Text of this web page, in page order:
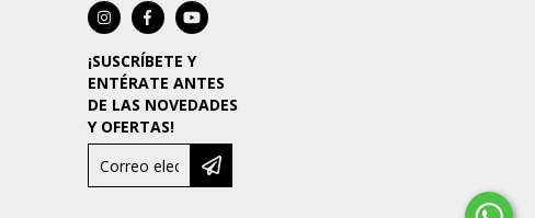
¡SUSCRÍBETE Y
ENTÉRATE ANTES
DE LAS NOVEDADES
Y OFERTAS!